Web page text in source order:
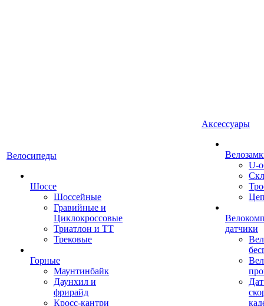
Велосипеды
Шоссе
Шоссейные
Гравийные и
Циклокроссовые
Триатлон и ТТ
Трековые
Горные
Маунтинбайк
Даунхил и
фрирайд
Кросс-кантри
Аксессуары
U-
датчики